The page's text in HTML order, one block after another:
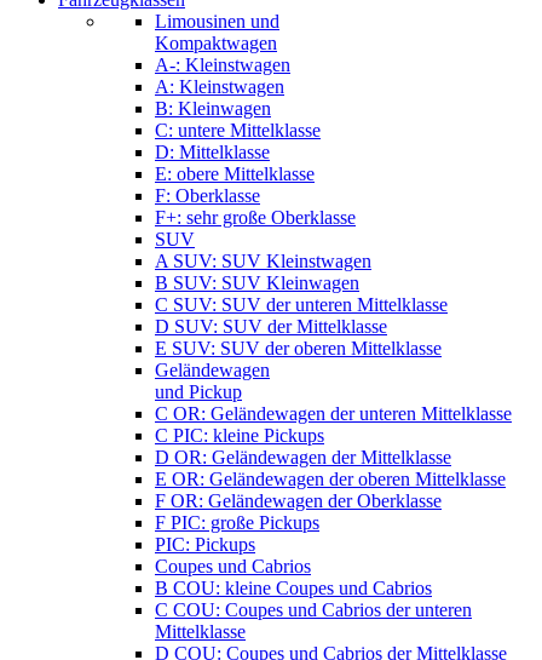
Limousinen und
Kompaktwagen
A-: Kleinstwagen
A: Kleinstwagen
B: Kleinwagen
C: untere Mittelklasse
D: Mittelklasse
E: obere Mittelklasse
F: Oberklasse
F+: sehr große Oberklasse
SUV
A SUV: SUV Kleinstwagen
B SUV: SUV Kleinwagen
C SUV: SUV der unteren Mittelklasse
D SUV: SUV der Mittelklasse
E SUV: SUV der oberen Mittelklasse
Geländewagen
und Pickup
C OR: Geländewagen der unteren Mittelklasse
C PIC: kleine Pickups
D OR: Geländewagen der Mittelklasse
E OR: Geländewagen der oberen Mittelklasse
F OR: Geländewagen der Oberklasse
F PIC: große Pickups
PIC: Pickups
Coupes und Cabrios
B COU: kleine Coupes und Cabrios
C COU: Coupes und Cabrios der unteren
Mittelklasse
D COU: Coupes und Cabrios der Mittelklasse